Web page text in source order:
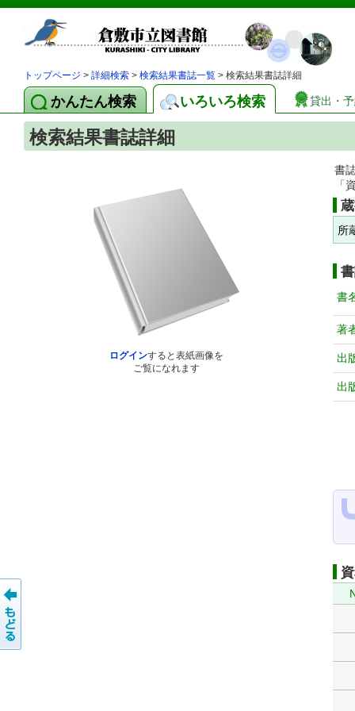
トップページ > 詳細検索 > 検索結果書誌一覧 > 検索結果書誌詳細
かんたん検索 いろいろ検索 貸出・
検索結果書誌詳細
ログインすると表紙画像を
ご覧になれます
書
「
所
書
著
出
出